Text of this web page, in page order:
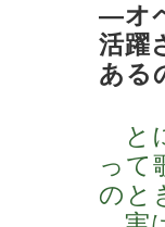
―オ
活躍
ある
と
って
のと